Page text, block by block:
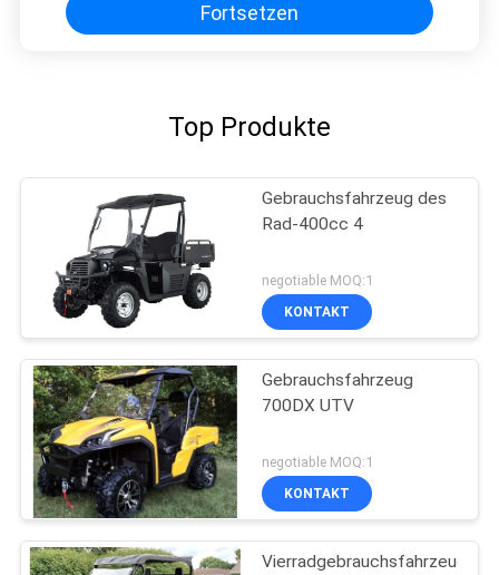
Fortsetzen
Top Produkte
Gebrauchsfahrzeug des
Rad-400cc 4
negotiable MOQ:1
KONTAKT
Gebrauchsfahrzeug
700DX UTV
negotiable MOQ:1
KONTAKT
Vierradgebrauchsfahrzeug